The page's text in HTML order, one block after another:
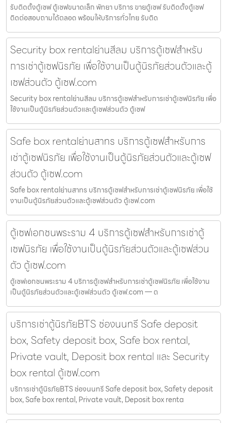
รับติดตั้งตู้เซฟ ตู้เซฟขนาดเล็ก พัทยา บริการ ขายตู้เซฟ รับติดตั้งตู้เซฟ
ติดต่อสอบถามได้ตลอด พร้อมให้บริการทั่วไทย รับติด
Security box rentalย่านสีลม บริการตู้เซฟสำหรับ
การเช่าตู้เซฟนิรภัย เพื่อใช้งานเป็นตู้นิรภัยส่วนตัวและตู้
เซฟส่วนตัว ตู้เซฟ.com
Security box rentalย่านสีลม บริการตู้เซฟสำหรับการเช่าตู้เซฟนิรภัย เพื่อ
ใช้งานเป็นตู้นิรภัยส่วนตัวและตู้เซฟส่วนตัว ตู้เซฟ
Safe box rentalย่านสาทร บริการตู้เซฟสำหรับการ
เช่าตู้เซฟนิรภัย เพื่อใช้งานเป็นตู้นิรภัยส่วนตัวและตู้เซฟ
ส่วนตัว ตู้เซฟ.com
Safe box rentalย่านสาทร บริการตู้เซฟสำหรับการเช่าตู้เซฟนิรภัย เพื่อใช้
งานเป็นตู้นิรภัยส่วนตัวและตู้เซฟส่วนตัว ตู้เซฟ.com
ตู้เซฟเอกชนพระราม 4 บริการตู้เซฟสำหรับการเช่าตู้
เซฟนิรภัย เพื่อใช้งานเป็นตู้นิรภัยส่วนตัวและตู้เซฟส่วน
ตัว ตู้เซฟ.com
ตู้เซฟเอกชนพระราม 4 บริการตู้เซฟสำหรับการเช่าตู้เซฟนิรภัย เพื่อใช้งาน
เป็นตู้นิรภัยส่วนตัวและตู้เซฟส่วนตัว ตู้เซฟ.com — ต
บริการเช่าตู้นิรภัยBTS ช่องนนทรี Safe deposit
box, Safety deposit box, Safe box rental,
Private vault, Deposit box rental และ Security
box rental ตู้เซฟ.com
บริการเช่าตู้นิรภัยBTS ช่องนนทรี Safe deposit box, Safety deposit
box, Safe box rental, Private vault, Deposit box renta